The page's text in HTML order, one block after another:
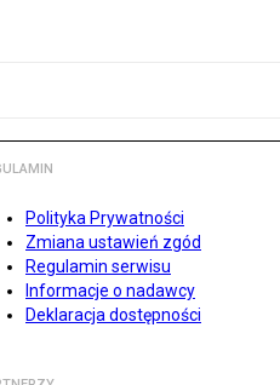
Polityka Prywatności
Zmiana ustawień zgód
Regulamin serwisu
Informacje o nadawcy
Deklaracja dostępności